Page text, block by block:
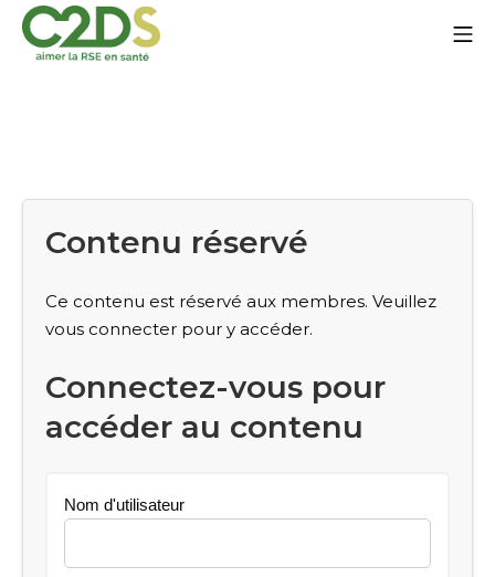
Aller
contenu
Contenu réservé
Ce contenu est réservé aux membres. Veuillez
vous connecter pour y accéder.
Connectez-vous pour
accéder au contenu
Nom d'utilisateur